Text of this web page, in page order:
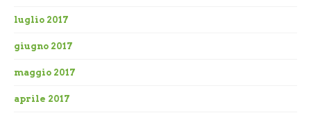
luglio 2017
giugno 2017
maggio 2017
aprile 2017